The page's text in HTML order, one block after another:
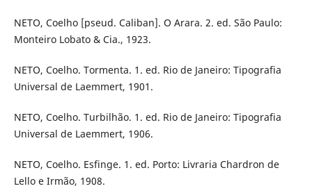
NETO, Coelho [pseud. Caliban]. O Arara. 2. ed. São Paulo:
Monteiro Lobato & Cia., 1923.
NETO, Coelho. Tormenta. 1. ed. Rio de Janeiro: Tipografia
Universal de Laemmert, 1901.
NETO, Coelho. Turbilhão. 1. ed. Rio de Janeiro: Tipografia
Universal de Laemmert, 1906.
NETO, Coelho. Esfinge. 1. ed. Porto: Livraria Chardron de
Lello e Irmão, 1908.